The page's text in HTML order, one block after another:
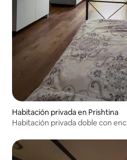
Habitación privada en Prishtina
Habitación privada doble con